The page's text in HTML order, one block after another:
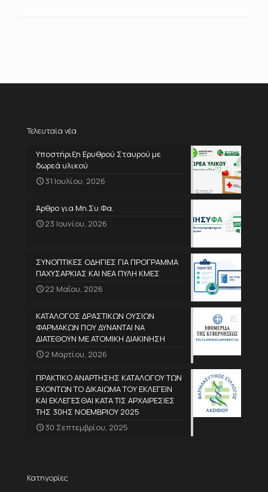
Τελευταία νέα
Υποστήριξη Ερυθρού Σταυρού με
δωρεά υλικού
31 Ιουλίου, 2026
Άρθρο για Μη.Συ.Φα.
23 Ιουνίου, 2026
ΣΥΝΟΠΤΙΚΕΣ ΟΔΗΓΙΕΣ ΓΙΑ ΠΡΟΓΡΑΜΜΑ
ΠΑΧΥΣΑΡΚΙΑΣ ΚΑΙ ΝΕΑ ΠΥΛΗ ΚΜΕΣ
22 Μαΐου, 2026
ΚΑΤΑΛΟΓΟΣ ΔΡΑΣΤΙΚΩΝ ΟΥΣΙΩΝ
ΦΑΡΜΑΚΩΝ ΠΟΥ ΔΥΝΑΝΤΑΙ ΝΑ
ΔΙΑΤΕΘΟΥΝ ΜΕ ΑΤΟΜΙΚΗ ΔΙΑΚΙΝΗΣΗ
2 Μαρτίου, 2026
ΠΡΑΚΤΙΚΟ ΑΝΑΡΤΗΣΗΣ ΚΑΤΑΛΟΓΟΥ ΤΩΝ
ΕΧΟΝΤΩΝ ΤΟ ΔΙΚΑΙΩΜΑ ΤΟΥ ΕΚΛΕΓΕΙΝ
ΚΑΙ ΕΚΛΕΓΕΣΘΑΙ ΚΑΤΑ ΤΙΣ ΑΡΧΑΙΡΕΣΙΕΣ
ΤΗΣ 30ΗΣ ΝΟΕΜΒΡΙΟΥ 2025
30 Σεπτεμβρίου, 2025
Κατηγορίες